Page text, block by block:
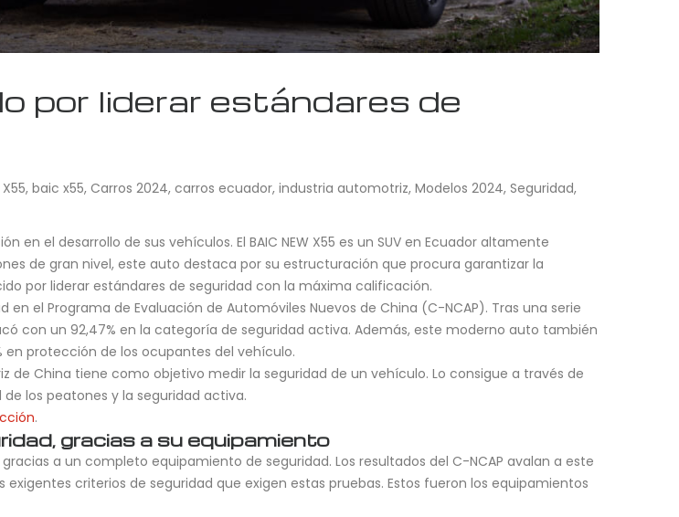
por liderar estándares de
, baic x55, Carros 2024, carros ecuador, industria automotriz, Modelos 2024, Seguridad,
el desarrollo de sus vehículos. El BAIC NEW X55 es un SUV en Ecuador altamente
de gran nivel, este auto destaca por su estructuración que procura garantizar la
por liderar estándares de seguridad con la máxima calificación.
en el Programa de Evaluación de Automóviles Nuevos de China (C-NCAP). Tras una serie
con un 92,47% en la categoría de seguridad activa. Además, este moderno auto también
en protección de los ocupantes del vehículo.
China tiene como objetivo medir la seguridad de un vehículo. Lo consigue a través de
los peatones y la seguridad activa.
.
gracias a su equipamiento
a un completo equipamiento de seguridad. Los resultados del C-NCAP avalan a este
criterios de seguridad que exigen estas pruebas. Estos fueron los equipamientos